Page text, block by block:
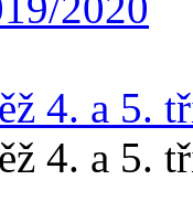
4. a 5.
4. a 5.